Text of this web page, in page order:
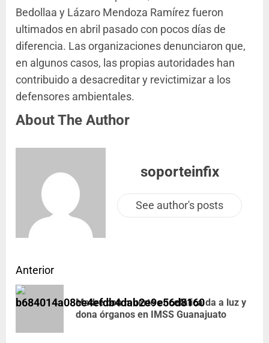
Bedollaa y Lázaro Mendoza Ramírez fueron
ultimados en abril pasado con pocos días de
diferencia. Las organizaciones denunciaron que,
en algunos casos, las propias autoridades han
contribuido a desacreditar y revictimizar a los
defensores ambientales.
About The Author
soporteinfix
See author's posts
Anterior
Madre con muerte encefálica da a luz y
dona órganos en IMSS Guanajuato